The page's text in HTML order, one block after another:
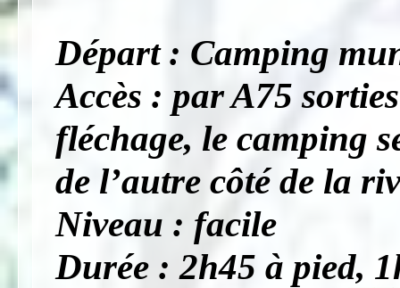
Départ : Camping
Accès : par A75
fléchage, le camping
de l’autre côté de la
Niveau : facile
Durée : 2h45 à pied,